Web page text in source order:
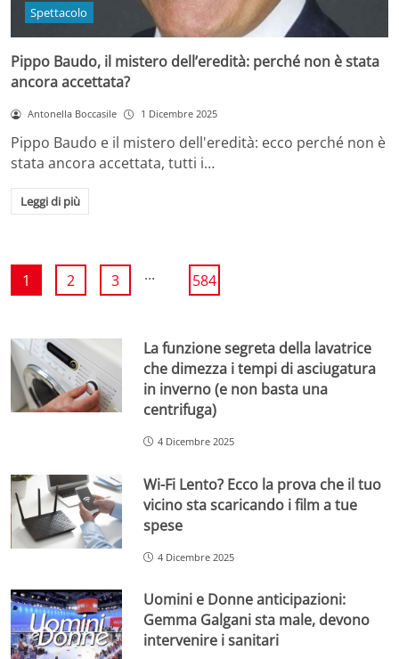
Spettacolo
Pippo Baudo, il mistero dell’eredità: perché non è stata
ancora accettata?
Antonella Boccasile 1 Dicembre 2025
Pippo Baudo e il mistero dell'eredità: ecco perché non è
stata ancora accettata, tutti i…
Leggi di più
1 2 3 ... 584
La funzione segreta della lavatrice
che dimezza i tempi di asciugatura
in inverno (e non basta una
centrifuga)
4 Dicembre 2025
Wi-Fi Lento? Ecco la prova che il tuo
vicino sta scaricando i film a tue
spese
4 Dicembre 2025
Uomini e Donne anticipazioni:
Gemma Galgani sta male, devono
intervenire i sanitari